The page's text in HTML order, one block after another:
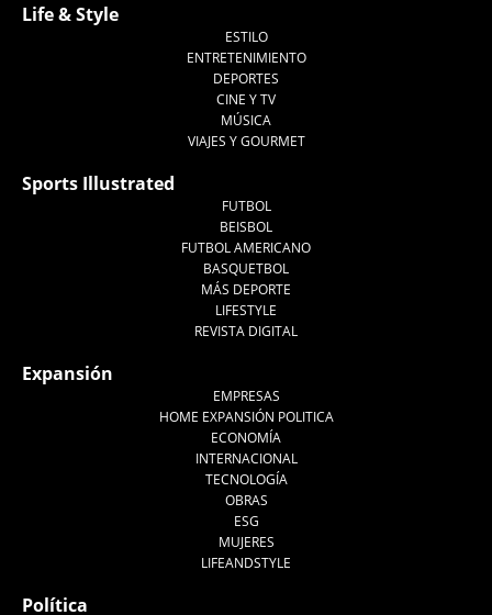
Life & Style
ESTILO
ENTRETENIMIENTO
DEPORTES
CINE Y TV
MÚSICA
VIAJES Y GOURMET
Sports Illustrated
FUTBOL
BEISBOL
FUTBOL AMERICANO
BASQUETBOL
MÁS DEPORTE
LIFESTYLE
REVISTA DIGITAL
Expansión
EMPRESAS
HOME EXPANSIÓN POLITICA
ECONOMÍA
INTERNACIONAL
TECNOLOGÍA
OBRAS
ESG
MUJERES
LIFEANDSTYLE
Política